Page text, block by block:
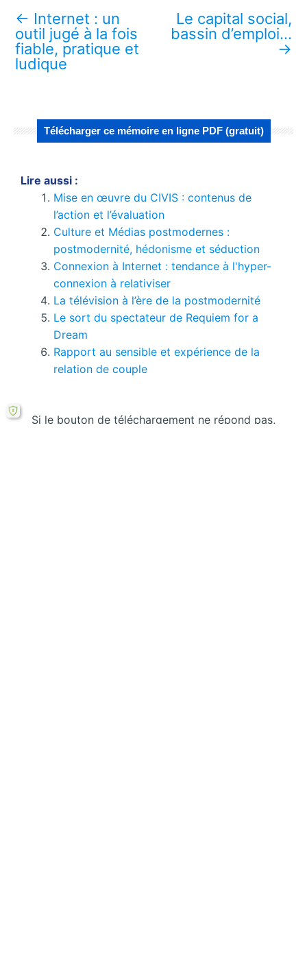
← Internet : un
outil jugé à la fois
fiable, pratique et
ludique
Le capital social,
bassin d’emploi…
→
Télécharger ce mémoire en ligne PDF (gratuit)
Lire aussi :
Mise en œuvre du CIVIS : contenus de
l’action et l’évaluation
Culture et Médias postmodernes :
postmodernité, hédonisme et séduction
Connexion à Internet : tendance à l'hyper-
connexion à relativiser
La télévision à l’ère de la postmodernité
Le sort du spectateur de Requiem for a
Dream
Rapport au sensible et expérience de la
relation de couple
Si le bouton de téléchargement ne répond pas,